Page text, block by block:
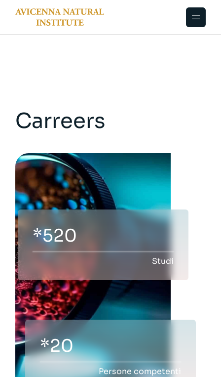
Carreers
*524
Studi
*20
Persone competenti